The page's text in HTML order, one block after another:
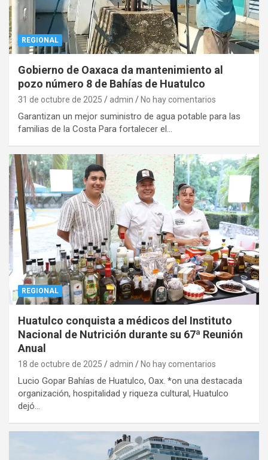
REGIONAL
Gobierno de Oaxaca da mantenimiento al
pozo número 8 de Bahías de Huatulco
31 de octubre de 2025 admin No hay comentarios
Garantizan un mejor suministro de agua potable para las
familias de la Costa Para fortalecer el…
REGIONAL
Huatulco conquista a médicos del Instituto
Nacional de Nutrición durante su 67ª Reunión
Anual
18 de octubre de 2025 admin No hay comentarios
Lucio Gopar Bahías de Huatulco, Oax. *on una destacada
organización, hospitalidad y riqueza cultural, Huatulco
dejó…